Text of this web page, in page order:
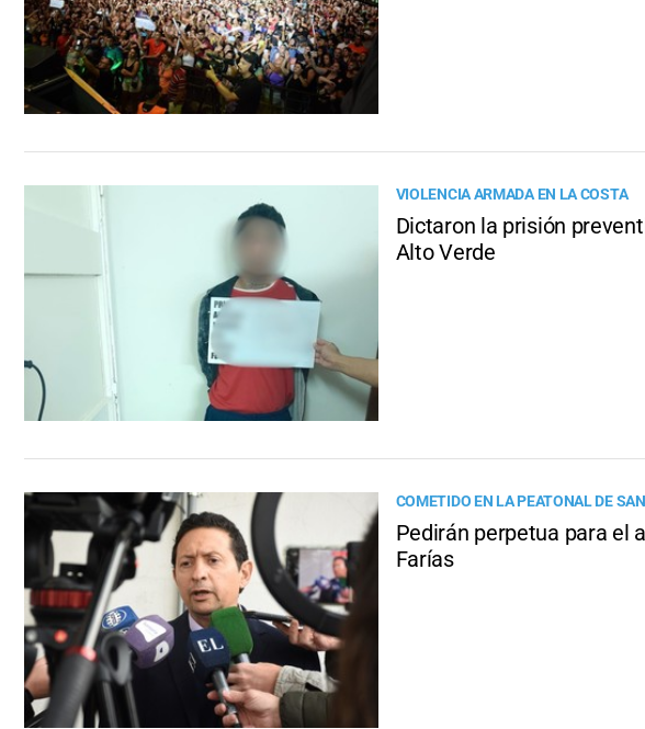
VIOLENCIA ARMADA EN LA COSTA
Dictaron la prisión
Alto Verde
COMETIDO EN LA PEATONAL DE
Pedirán perpetua para el
Farías